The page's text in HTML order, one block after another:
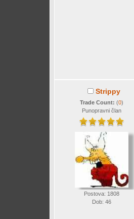
Strippy
Trade Count: (0)
Punopravni član
Postova: 1808
Dob: 46